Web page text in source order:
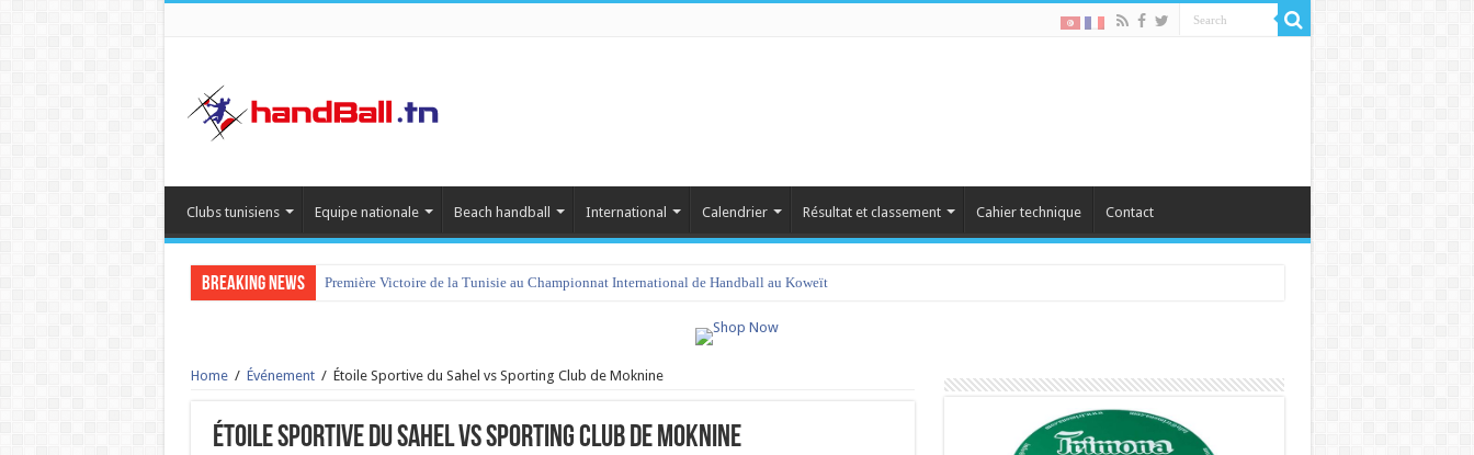
Clubs tunisiens Equipe nationale Beach handball International Calendrier Résultat et classement Cahier technique Contact
Breaking News Première Victoire de la Tunisie au Championnat International de Handball au Koweït
Home / Événement / Étoile Sportive du Sahel vs Sporting Club de Moknine
Étoile Sportive du Sahel vs Sporting Club de Moknine